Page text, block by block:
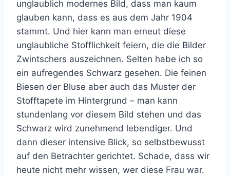
unglaublich modernes Bild, dass man kaum
glauben kann, dass es aus dem Jahr 1904
stammt. Und hier kann man erneut diese
unglaubliche Stofflichkeit feiern, die die Bilder
Zwintschers auszeichnen. Selten habe ich so
ein aufregendes Schwarz gesehen. Die feinen
Biesen der Bluse aber auch das Muster der
Stofftapete im Hintergrund – man kann
stundenlang vor diesem Bild stehen und das
Schwarz wird zunehmend lebendiger. Und
dann dieser intensive Blick, so selbstbewusst
auf den Betrachter gerichtet. Schade, dass wir
heute nicht mehr wissen, wer diese Frau war.